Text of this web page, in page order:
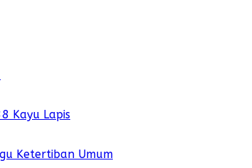
Kayu Lapis
Ketertiban Umum